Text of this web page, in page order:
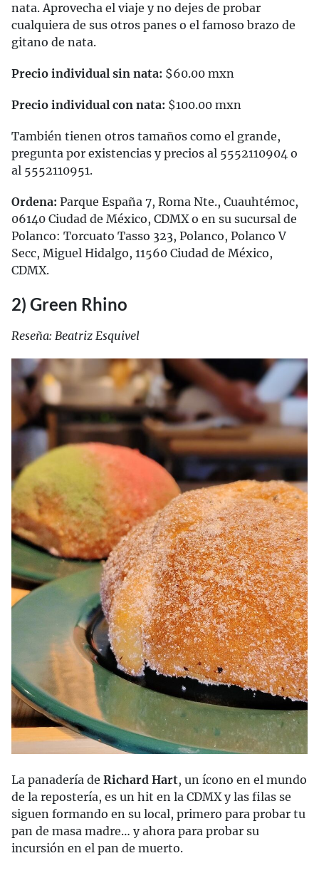
nata. Aprovecha el viaje y no dejes de probar
cualquiera de sus otros panes o el famoso brazo de
gitano de nata.
Precio individual sin nata: $60.00 mxn
Precio individual con nata: $100.00 mxn
También tienen otros tamaños como el grande,
pregunta por existencias y precios al 5552110904 o
al 5552110951.
Ordena: Parque España 7, Roma Nte., Cuauhtémoc,
06140 Ciudad de México, CDMX o en su sucursal de
Polanco: Torcuato Tasso 323, Polanco, Polanco V
Secc, Miguel Hidalgo, 11560 Ciudad de México,
CDMX.
2) Green Rhino
Reseña: Beatriz Esquivel
La panadería de Richard Hart, un ícono en el mundo
de la repostería, es un hit en la CDMX y las filas se
siguen formando en su local, primero para probar tu
pan de masa madre… y ahora para probar su
incursión en el pan de muerto.